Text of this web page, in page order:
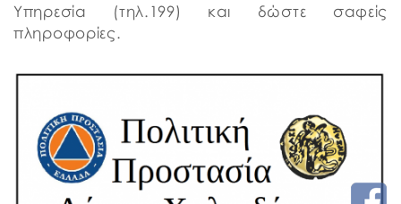
Υπηρεσία (τηλ.199) και δώστε σαφείς
πληροφορίες.